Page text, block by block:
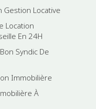
Gestion Locative
Location
En 24H
Syndic De
Immobilière
À